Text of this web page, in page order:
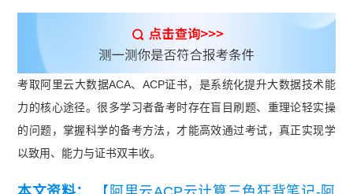
考取阿里云大数据ACA、ACP证书，是系统化提升大数据技术能
力的核心途径。很多学习者备考时存在盲目刷题、重理论轻实操
的问题，掌握科学的备考方法，才能高效通过考试，真正实现学
以致用、能力与证书双丰收。